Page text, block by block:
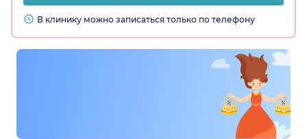
В клинику можно записаться только по телефону